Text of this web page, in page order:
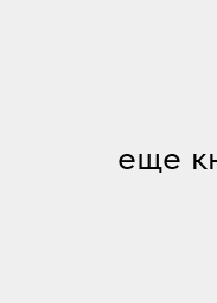
еще